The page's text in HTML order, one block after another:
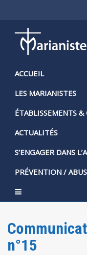
ACCUEIL
LES MARIANISTES
ÉTABLISSEMENTS
ACTUALITÉS
S’ENGAGER DANS
PRÉVENTION / ABUS
n°15